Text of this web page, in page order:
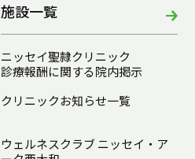
施設一覧
ニッセイ聖隷クリニック
診療報酬に関する院内掲示
クリニックお知らせ一覧
ウェルネスクラブ ニッセイ・ア